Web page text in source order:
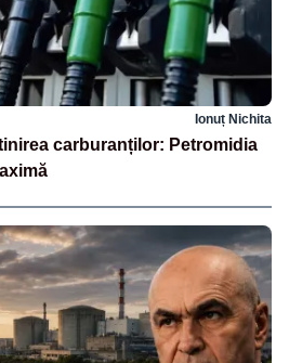
Ionuț Nichita
carburanților: Petromidia